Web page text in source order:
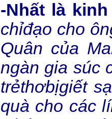
-Nhất là kinh
chỉđạo cho
Quân của
ngàn gia súc
trẻthơbịgiết sạ
quà cho các